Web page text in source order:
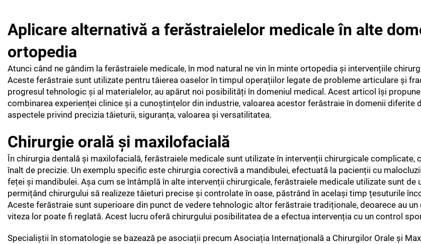
Aplicare alternativă a ferăstraielelor medicale în alte
ortopedia
Atunci când ne gândim la ferăstraiele medicale, în mod natural ne vin în minte ortopedia și intervențiile
Aceste ferăstraie sunt utilizate pentru tăierea oaselor în timpul operațiilor legate de probleme articulare și
progresul tehnologic și al materialelor, au apărut noi posibilități în domeniul medical. Acest articol își
combinarea experienței clinice și a cunoștințelor din industrie, valoarea acestor ferăstraie în domenii diferite
aspectele privind precizia tăieturii, siguranța, valoarea și versatilitatea.
Chirurgie orală și maxilofacială
În chirurgia dentală și maxilofacială, ferăstraiele medicale sunt utilizate în intervenții chirurgicale complicate,
înalt de precizie. Un exemplu specific este chirurgia corectivă a mandibulei, efectuată la pacienții cu
feței și mandibulei. Așa cum se întâmplă în alte intervenții chirurgicale, ferăstraiele medicale utilizate sunt de
permițând chirurgului să realizeze tăieturi precise și controlate în oase, păstrând în același timp țesuturile
Aceste ferăstraie sunt superioare din punct de vedere tehnologic altor ferăstraie tradiționale, deoarece au
viteza lor poate fi reglată. Acest lucru oferă chirurgului posibilitatea de a efectua intervenția cu un control
Specialiștii în stomatologie se bazează pe asociații precum Asociația Internațională a Chirurgilor Orale și